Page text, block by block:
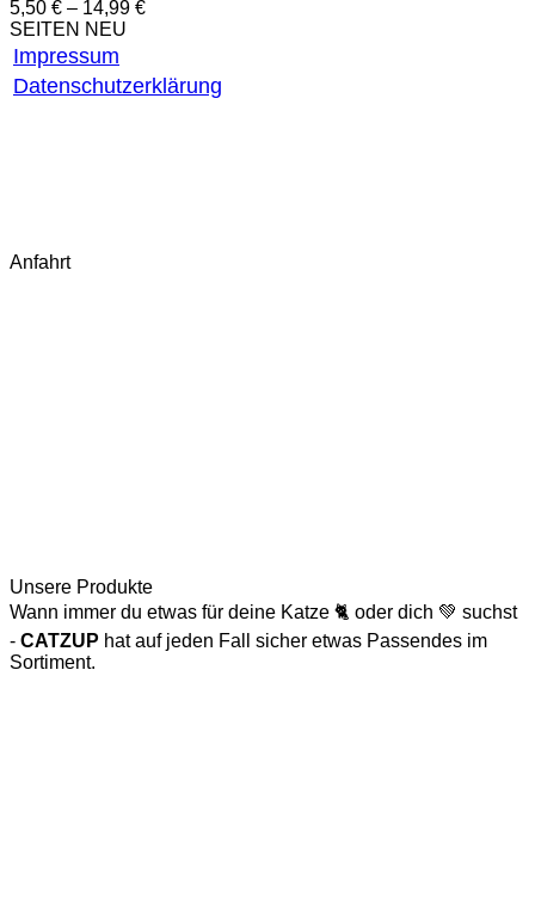
5,50 € – 14,99 €
SEITEN NEU
Impressum
Datenschutzerklärung
Anfahrt
Unsere Produkte
Wann immer du etwas für deine Katze 🐈 oder dich 💚 suchst
- CATZUP hat auf jeden Fall sicher etwas Passendes im
Sortiment.